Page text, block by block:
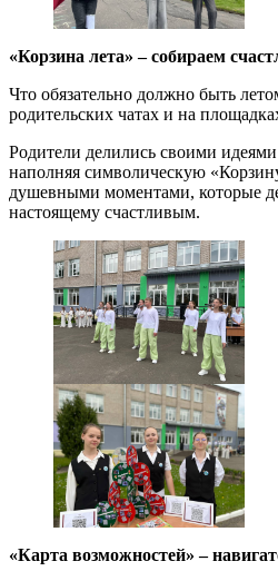
«Корзина лета» – собираем
Что обязательно должно быть
родительских чатах и на
Родители делились своими
наполняя символическую
душевными моментами, которые
настоящему счастливым.
«Карта возможностей» –